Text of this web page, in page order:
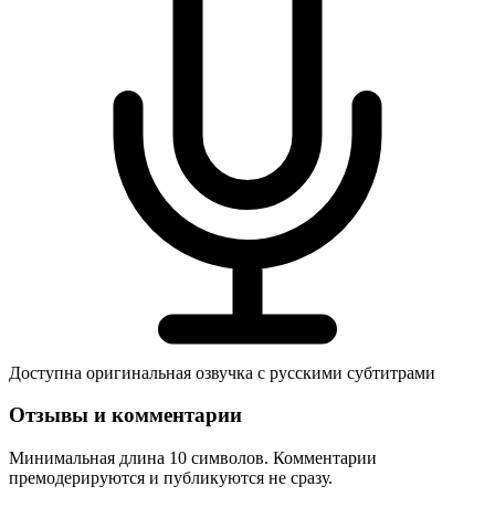
Доступна оригинальная озвучка с русскими субтитрами
Отзывы и комментарии
Минимальная длина 10 символов. Комментарии
премодерируются и публикуются не сразу.